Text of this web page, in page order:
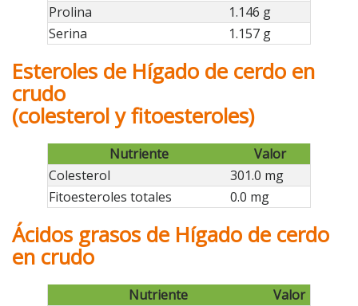
Prolina
1.146 g
Serina
1.157 g
Esteroles de Hígado de cerdo en
crudo
(colesterol y fitoesteroles)
Nutriente
Valor
Colesterol
301.0 mg
Fitoesteroles totales
0.0 mg
Ácidos grasos de Hígado de cerdo
en crudo
Nutriente
Valor